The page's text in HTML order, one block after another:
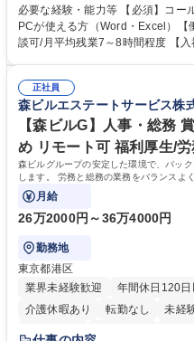
様相談室でのお仕事です。 日々お客様からいただくキリングループへのご
意見を、企業活動に活かしていま
って対応、情報提供するとともに
平均100件前後■メール・手紙：同上40件前後 募集職種
相談室】お客様のお声をもとによ
必要な経験・能力等 【必須】コー
PCが使える方（Word・Excel）【
談可/月平均残業7～8時間程度 【入社後の研修】着任から1か月は電話対応
すのでご安心ください。 【当社に
う会社として、お客様との出会い
を込めてコミュニケーションをと
す。 学歴・資格 学歴：大学院 大学 高専 短大 専修学校 高校 語学力： 資
格：
正社員
森ビルエステートサービス株
【森ビルG】人事・総務
め リモート可 福利厚生/
森ビルグループの安定した環境で、バッ
します。 労務と総務の業務をバランスよ
にも挑戦できる、やりがいある環境です。
月給
26万2000円～36万4000円
勤務地
東京都港区
業界未経験歓迎
年間休日120日
介護休暇あり
転勤なし 未経
経験者歓迎